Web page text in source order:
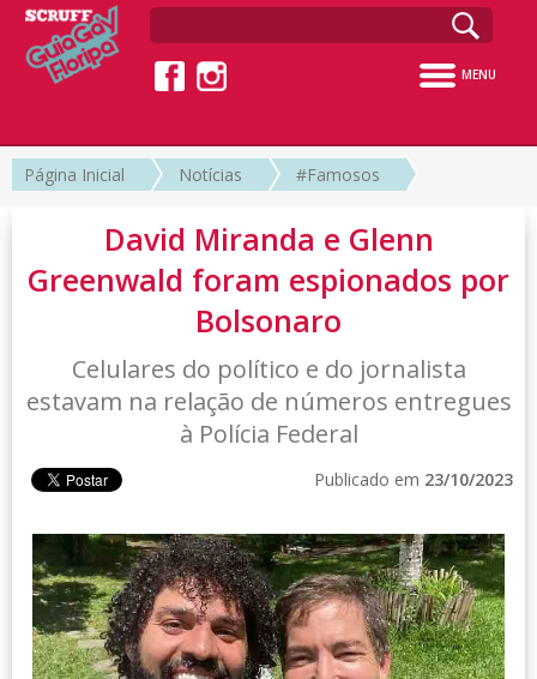
MENU
Página Inicial Notícias #Famosos
David Miranda e Glenn
Greenwald foram espionados por
Bolsonaro
Celulares do político e do jornalista
estavam na relação de números entregues
à Polícia Federal
Publicado em 23/10/2023